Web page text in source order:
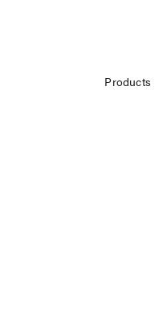
Products